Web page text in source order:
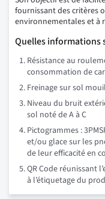
fournissant des critères
environnementales et à
Quelles informations
Résistance au
consommation de
Freinage sur sol
Niveau du bruit
sol noté de A à C
Pictogrammes :
et/ou glace sur les
de leur efficacité en
QR Code réunissant
à l’étiquetage du